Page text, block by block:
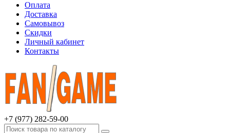
Оплата
Доставка
Самовывоз
Скидки
Личный кабинет
Контакты
+7 (977) 282-59-00